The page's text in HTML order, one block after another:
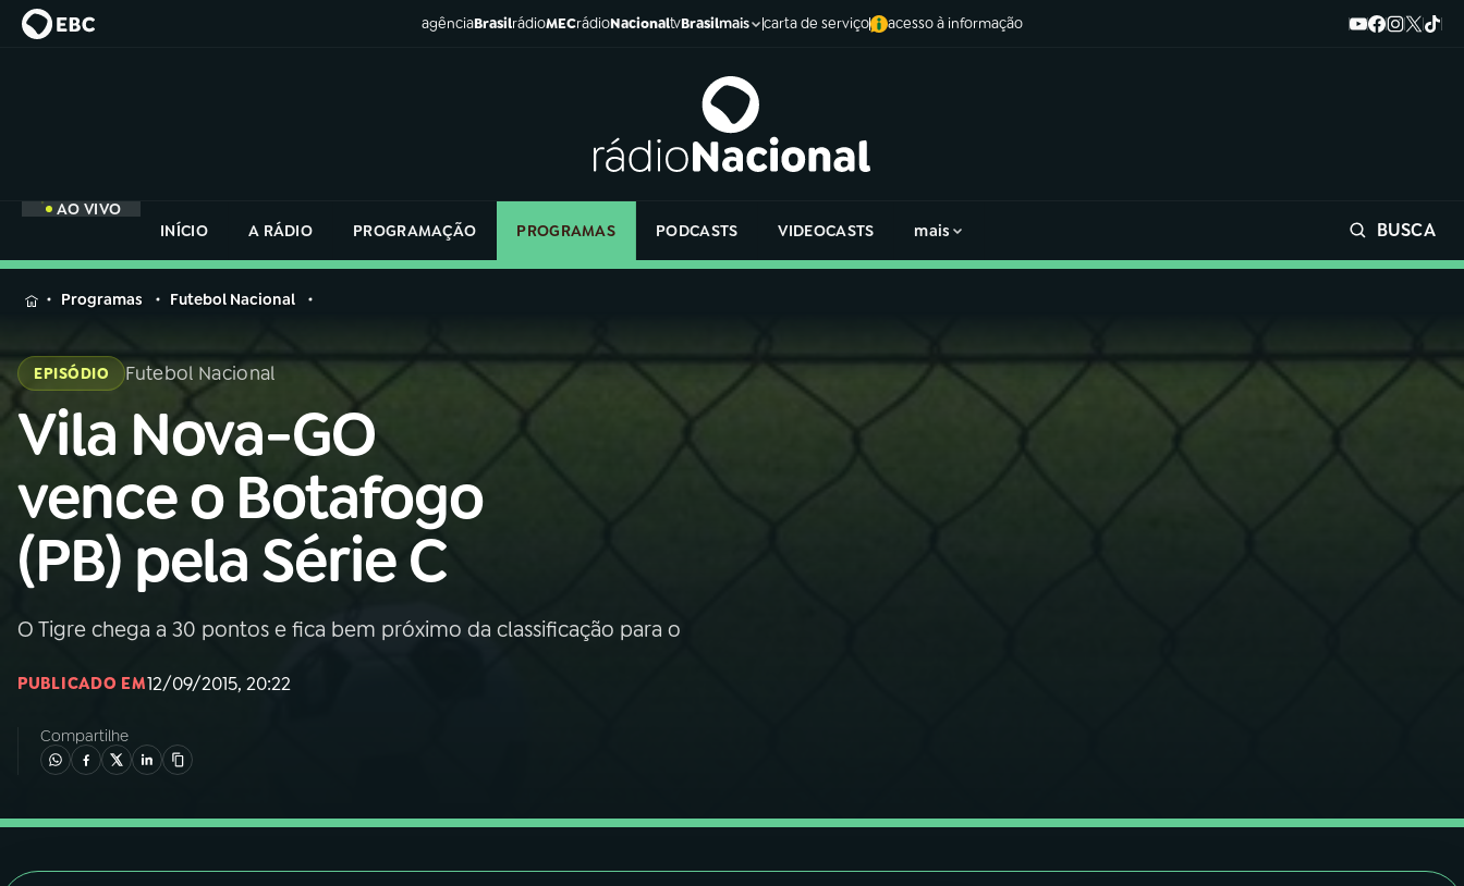
agênciaBrasilrádioMECrádioNacionaltvBrasilmais carta de serviço acesso à informação
AO VIVO
INÍCIO
A RÁDIO PROGRAMAÇÃO PROGRAMAS PODCASTS VIDEOCASTS mais BUSCA
MENU
Buscar
na
Rádio
Nacional
Buscar
AO VIVO
01INÍCIO
A RÁDIO
03PROGRAMAÇÃO
04PROGRAMAS
na
Rádio
Nacional
Programas Futebol Nacional
EPISÓDIO Futebol Nacional
Vila Nova-GO
vence o Botafogo
(PB) pela Série C
O Tigre chega a 30 pontos e fica bem próximo da classificação para o
PUBLICADO EM12/09/2015, 20:22
Compartilhe